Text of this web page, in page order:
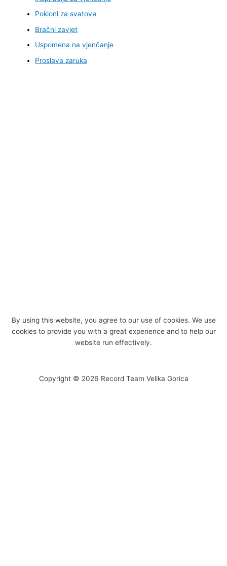
Pokloni za svatove
Bračni zavjet
Uspomena na vjenčanje
Proslava zaruka
By using this website, you agree to our use of cookies. We use
cookies to provide you with a great experience and to help our
website run effectively.
Copyright © 2026 Record Team Velika Gorica